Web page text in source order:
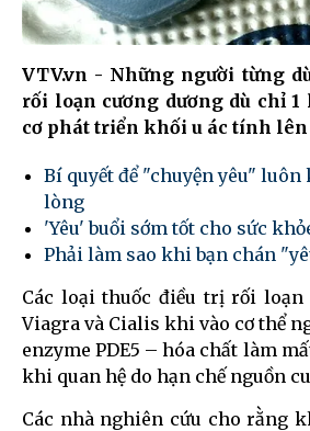
VTV.vn - Những người từng
rối loạn cương dương dù chỉ 1
cơ phát triển khối u ác tính lên
Bí quyết để "chuyện yêu"
lòng
'Yêu' buổi sớm tốt cho sức
Phải làm sao khi bạn chán
Các loại thuốc điều trị rối loạn
Viagra và Cialis khi vào cơ thể
enzyme PDE5 – hóa chất làm
khi quan hệ do hạn chế nguồn
Các nhà nghiên cứu cho rằng